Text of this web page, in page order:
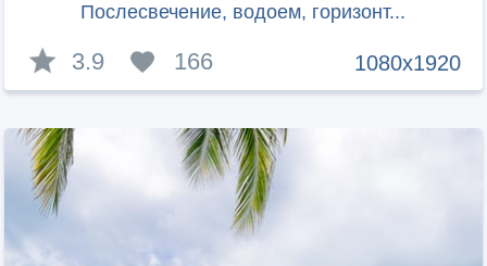
Послесвечение, водоем, горизонт...
1080x1920
3.9 166